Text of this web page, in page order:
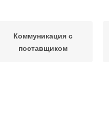
Коммуникация с
поставщиком